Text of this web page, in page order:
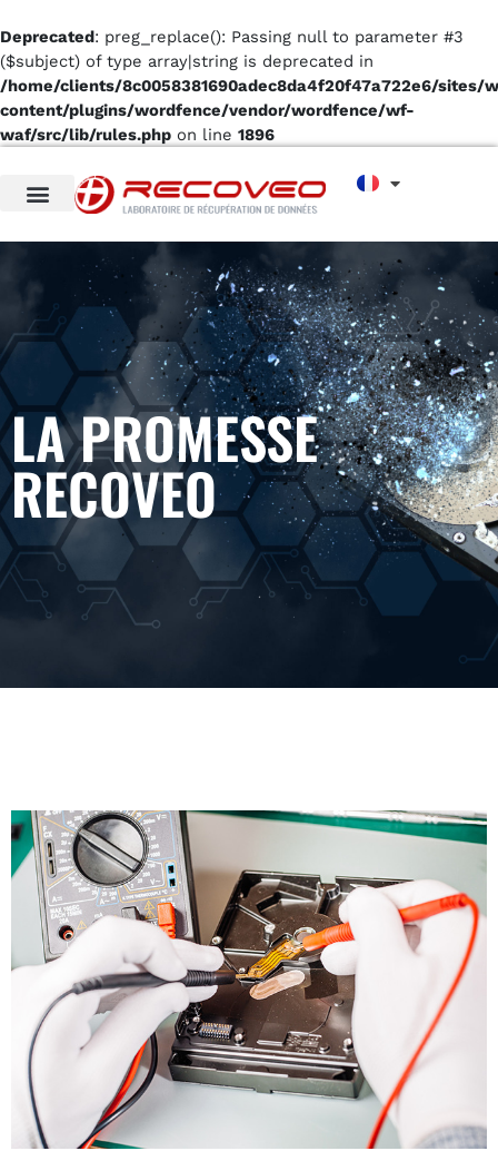
Deprecated: preg_replace(): Passing null to parameter #3
($subject) of type array|string is deprecated in
/home/clients/8c0058381690adec8da4f20f47a722e6/sites/
content/plugins/wordfence/vendor/wordfence/wf-
waf/src/lib/rules.php on line 1896
LA PROMESSE
RECOVEO